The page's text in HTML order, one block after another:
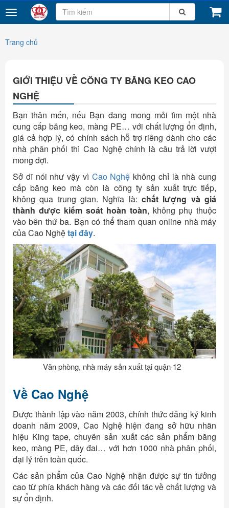
Trang chủ
GIỚI THIỆU VỀ CÔNG TY BĂNG KEO CAO
NGHỆ
Bạn thân mến, nếu Bạn đang mong mỏi tìm một nhà
cung cấp băng keo, màng PE… với chất lượng ổn định,
giá cả hợp lý, có chính sách hỗ trợ riêng dành cho các
nhà phân phối thì Cao Nghệ chính là câu trả lời vượt
mong đợi.
Sở dĩ nói như vậy vì Cao Nghệ không chỉ là nhà cung
cấp băng keo mà còn là công ty sản xuất trực tiếp,
không qua trung gian. Nghĩa là: chất lượng và giá
thành được kiểm soát hoàn toàn, không phụ thuộc
vào bên thứ ba. Bạn có thể tham quan online nhà máy
của Cao Nghệtại đây.
Văn phòng, nhà máy sản xuất tại quận 12
Về Cao Nghệ
Được thành lập vào năm 2003, chính thức đăng ký kinh
doanh năm 2009, Cao Nghệ hiện đang sở hữu nhãn
hiệu King tape, chuyên sản xuất các sản phẩm băng
keo, màng PE, dây đai… với hơn 1000 nhà phân phối,
đại lý trên toàn quốc.
Các sản phẩm của Cao Nghệ nhận được sự tin tưởng
cao từ phía khách hàng và các đối tác về chất lượng và
sự ổn định.